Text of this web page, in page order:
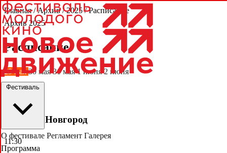
Фестиваль
О фестивале Регламент Галерея
Программа
Главная / Архив / 2025 / Расписание
Архив 2025
Расписание
29 мая30 мая31 мая1 июня2 июня
Великий Новгород
11:30